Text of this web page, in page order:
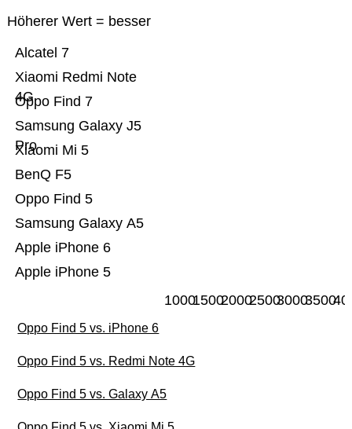
Höherer Wert = besser
Apple iPhone 5
Apple iPhone 6
Samsung Galaxy A5
Oppo Find 5
BenQ F5
Xiaomi Mi 5
Samsung Galaxy J5
Pro
Oppo Find 7
Xiaomi Redmi Note
4G
Alcatel 7
100015002000250030003500
Oppo Find 5 vs. iPhone 6
Oppo Find 5 vs. Redmi Note 4G
Oppo Find 5 vs. Galaxy A5